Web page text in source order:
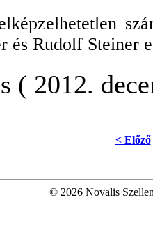
és Rudolf Steiner
( 2012.
< Előző
© 2026 Novalis